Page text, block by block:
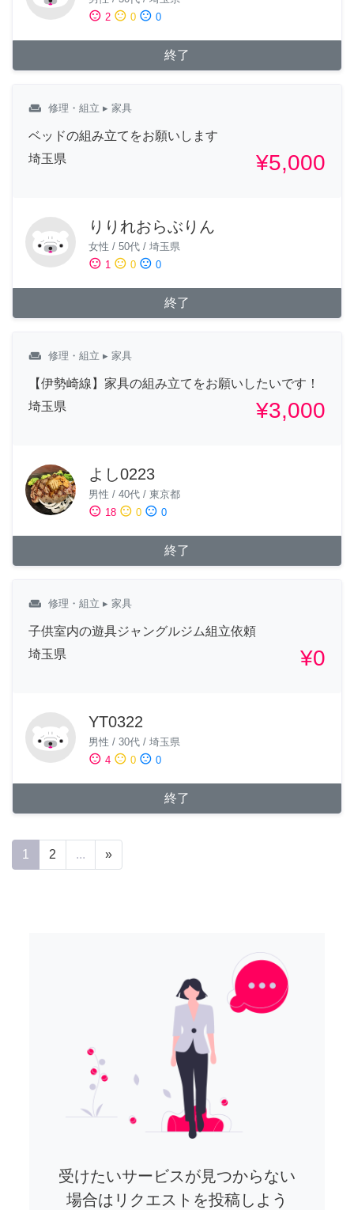
sentiment_satisfied 2 sentiment_neutral 0 sentiment_dissatisfied 0
終了
weekend 修理・組立 ▸ 家具
ベッドの組み立てをお願いします
埼玉県
¥5,000
りりれおらぶりん
女性 / 50代 / 埼玉県
sentiment_satisfied 1 sentiment_neutral 0 sentiment_dissatisfied 0
終了
weekend 修理・組立 ▸ 家具
【伊勢崎線】家具の組み立てをお願いしたいです！
埼玉県
¥3,000
よし0223
男性 / 40代 / 東京都
sentiment_satisfied 18 sentiment_neutral 0 sentiment_dissatisfied 0
終了
weekend 修理・組立 ▸ 家具
子供室内の遊具ジャングルジム組立依頼
埼玉県
¥0
YT0322
男性 / 30代 / 埼玉県
sentiment_satisfied 4 sentiment_neutral 0 sentiment_dissatisfied 0
終了
1 2 ... »
受けたいサービスが見つからない
場合はリクエストを投稿しよう